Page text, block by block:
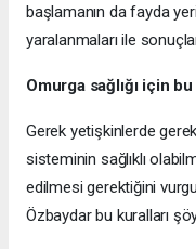
başlamanın da fayda
yaralanmaları ile
Omurga sağlığı için
Gerek yetişkinlerde
sisteminin sağlıklı
edilmesi gerektiğini
Özbaydar bu kuralları